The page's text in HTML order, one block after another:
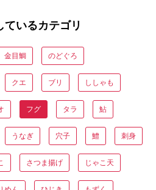
ているカテゴリ
金目鯛 のどぐろ
クエ ブリ ししゃも
フグ タラ 鮎
うなぎ 穴子 鱧 刺身
さつま揚げ じゃこ天